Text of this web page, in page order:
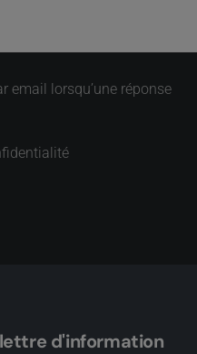
email lorsqu’une réponse
d'information